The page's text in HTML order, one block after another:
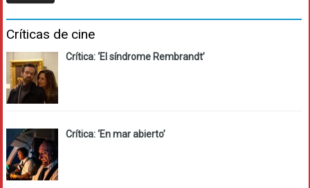
Críticas de cine
Crítica: ‘El síndrome Rembrandt’
Crítica: ‘En mar abierto’